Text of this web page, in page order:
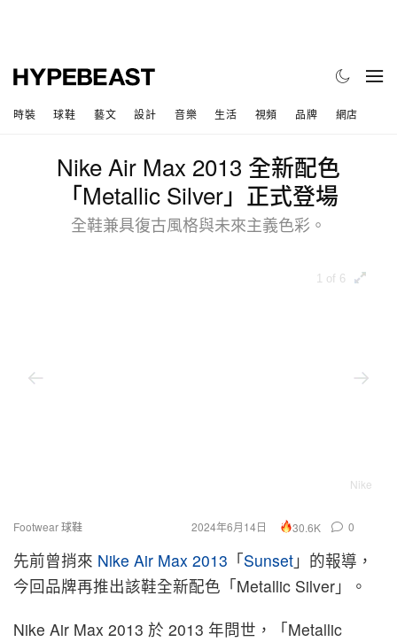
時裝 球鞋 藝文 設計 音樂 生活 視頻 品牌 網店
Nike Air Max 2013 全新配色
「Metallic Silver」正式登場
全鞋兼具復古風格與未來主義色彩。
1 of 6
Nike
Footwear 球鞋 2024年6月14日 30.6K 0
先前曾捎來 Nike Air Max 2013 「Sunset」的報導，
今回品牌再推出該鞋全新配色「Metallic Silver」。
Nike Air Max 2013 於 2013 年問世，「Metallic